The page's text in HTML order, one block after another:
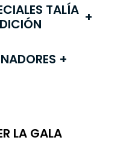
TALÍA +
+
LA GALA